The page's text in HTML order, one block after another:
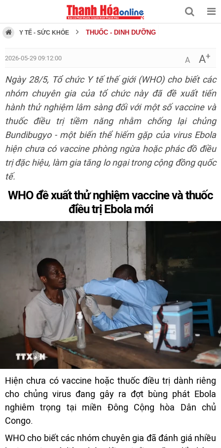
Y TẾ - SỨC KHỎE THUỐC - DINH DƯỠNG
2026-05-29 09:12:00 A A+
Ngày 28/5, Tổ chức Y tế thế giới (WHO) cho biết các
nhóm chuyên gia của tổ chức này đã đề xuất tiến
hành thử nghiệm lâm sàng đối với một số vaccine và
thuốc điều trị tiềm năng nhằm chống lại chủng
Bundibugyo - một biến thể hiếm gặp của virus Ebola
hiện chưa có vaccine phòng ngừa hoặc phác đồ điều
trị đặc hiệu, làm gia tăng lo ngại trong cộng đồng quốc
tế.
WHO đề xuất thử nghiệm vaccine và thuốc
điều trị Ebola mới
Hiện chưa có vaccine hoặc thuốc điều trị dành riêng
cho chủng virus đang gây ra đợt bùng phát Ebola
nghiêm trọng tại miền Đông Cộng hòa Dân chủ
Congo.
WHO cho biết các nhóm chuyên gia đã đánh giá nhiều